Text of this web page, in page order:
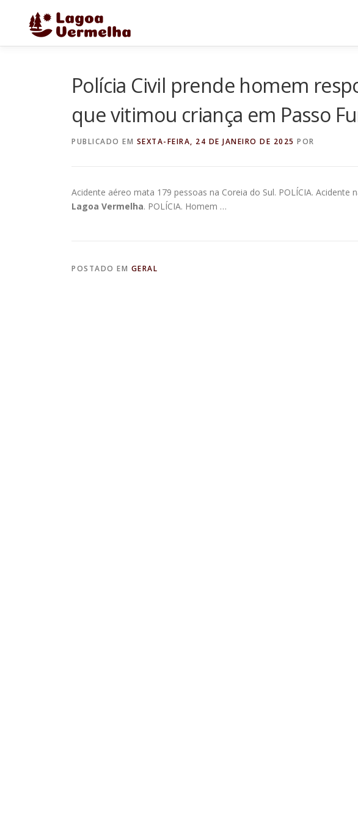
conteúdo
Polícia Civil prende homem
que vitimou criança em Passo
PUBLICADO EM SEXTA-FEIRA, 24 DE JANEIRO DE 2025 POR
Acidente aéreo mata 179 pessoas na Coreia do Sul. POLÍCIA.
Lagoa Vermelha. POLÍCIA. Homem …
POSTADO EM GERAL